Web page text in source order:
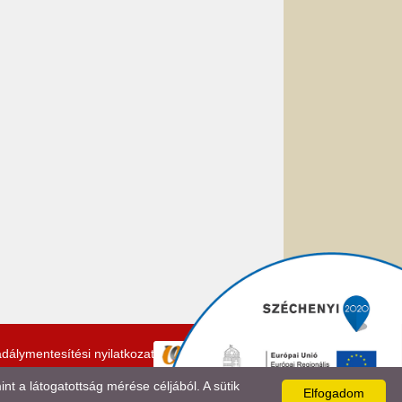
nyilatkozat
Elfogadom
a látogatottság mérése céljából. A sütik